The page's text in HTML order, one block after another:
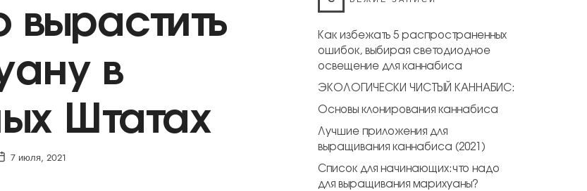
в
Штатах
7 июля, 2021
Как избежать 5 распространенных
ошибок, выбирая cветодиодное
освещение для каннабиса
ЭКОЛОГИЧЕСКИ ЧИСТЫЙ КАННАБИС:
Основы клонирования каннабиса
Лучшие приложения для
выращивания каннабиса (2021)
Список для начинающих:что надо
для выращивания марихуаны?